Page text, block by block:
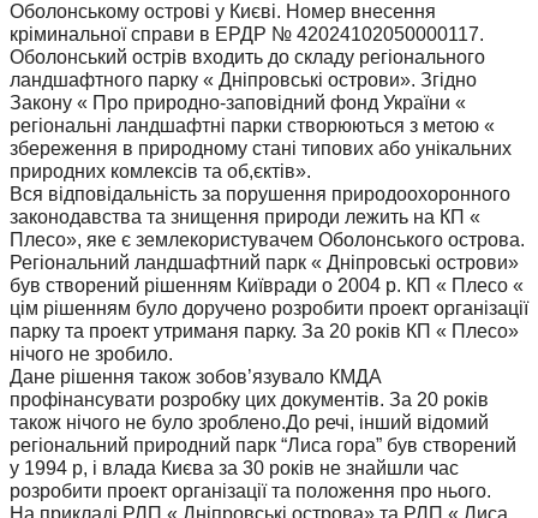
Оболонському острові у Києві. Номер внесення
кріминальної справи в ЕРДР № 42024102050000117.
Оболонський острів входить до складу регіонального
ландшафтного парку « Дніпровські острови». Згідно
Закону « Про природно-заповідний фонд України «
регіональні ландшафтні парки створюються з метою «
збереження в природному стані типових або унікальних
природних комлексів та об,єктів».
Вся відповідальність за порушення природоохоронного
законодавства та знищення природи лежить на КП «
Плесо», яке є землекористувачем Оболонського острова.
Регіональний ландшафтний парк « Дніпровські острови»
був створений рішенням Київради о 2004 р. КП « Плесо «
цім рішенням було доручено розробити проект організації
парку та проект утриманя парку. За 20 років КП « Плесо»
нічого не зробило.
Дане рішення також зобов’язувало КМДА
профінансувати розробку цих документів. За 20 років
також нічого не було зроблено.До речі, інший відомий
регіональний природний парк “Лиса гора” був створений
у 1994 р, і влада Києва за 30 років не знайшли час
розробити проект організації та положення про нього.
На прикладі РЛП « Дніпровські острова» та РЛП « Лиса